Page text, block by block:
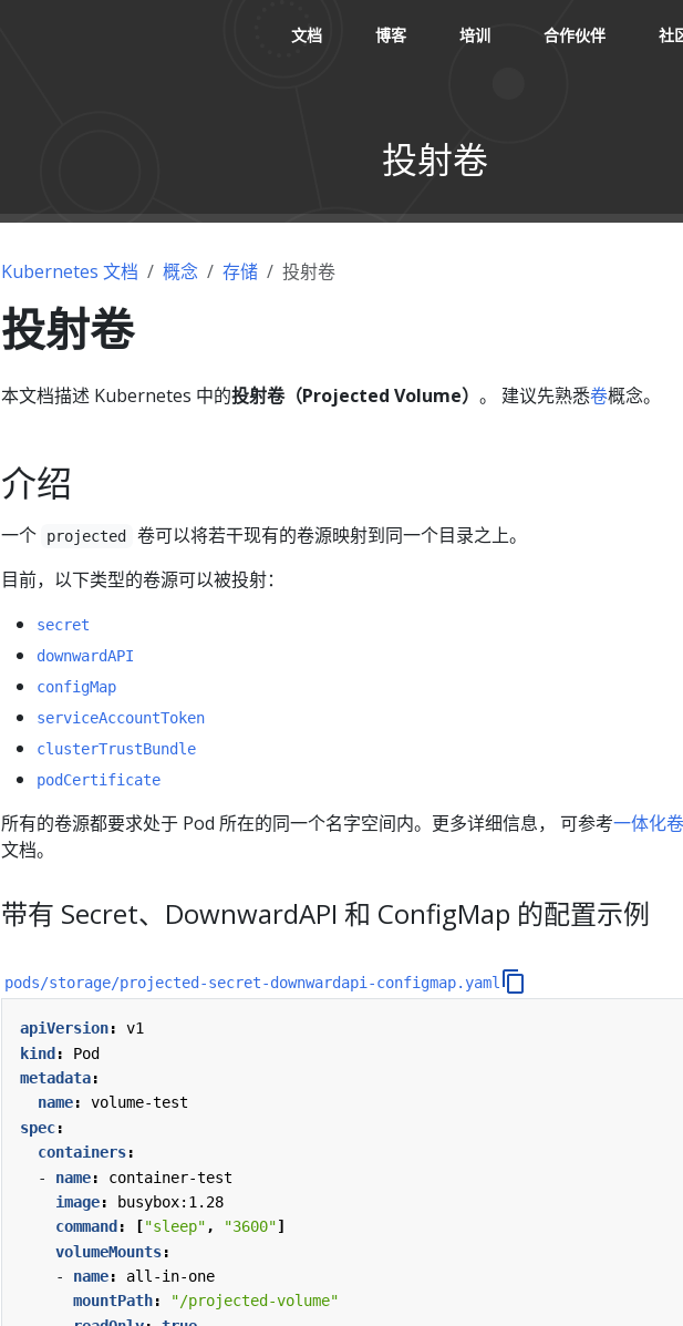
文档 博客 培训 合作伙伴 社
投射卷
Kubernetes 文档 概念 存储 投射卷
投射卷
本文档描述 Kubernetes 中的投射卷（Projected Volume） 。 建议先熟悉卷概念。
介绍
一个 projected
卷可以将若干现有的卷源映射到同一个目录之上。
目前，以下类型的卷源可以被投射：
secret
downwardAPI
configMap
serviceAccountToken
clusterTrustBundle
podCertificate
所有的卷源都要求处于 Pod 所在的同一个名字空间内。更多详细信息， 可参考一体化卷
文档。
带有 Secret、DownwardAPI 和 ConfigMap 的配置示例
pods/storage/projected-secret-downwardapi-configmap.yaml
apiVersion:
v1
kind:
Pod
metadata:
name:
volume-test
spec:
containers:
- name:
container-test
image:
busybox:1.28
command : ["sleep", "3600"]
volumeMounts:
- name:
all-in-one
mountPath:
"/projected-volume"